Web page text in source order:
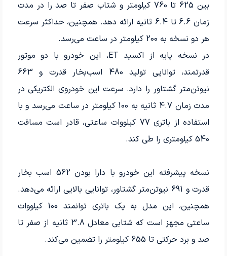
بین 625 تا 760 کیلومتر و شتاب صفر تا صد را در مدت
زمان 6.6 تا 6.4 ثانیه ارائه دهد. همچنین، حداکثر سرعت
هر دو نسخه به 200 کیلومتر در ساعت می‌رسد.
در نسخه پایه از اکسید ET، این خودرو با دو موتور
قدرتمند، توانایی تولید 480 اسب‌بخار قدرت و 663
نیوتن‌متر گشتاور را دارد. سرعت این خودروی الکتریکی در
مدت زمان 4.7 ثانیه به 100 کیلومتر در ساعت می‌رسد و با
استفاده از باتری 77 کیلووات ساعتی، قادر است مسافت
540 کیلومتری را طی کند.
نسخه پیشرفته این خودرو با دارا بودن 562 اسب بخار
قدرت و 691 نیوتن‌متر گشتاور، توانایی بالایی ارائه می‌دهد.
همچنین، این مدل به یک باتری توانمند 100 کیلووات
ساعتی مجهز است که شتابی معادل 3.8 ثانیه از صفر تا
صد و برد حرکتی تا 655 کیلومتر را تضمین می‌کند.